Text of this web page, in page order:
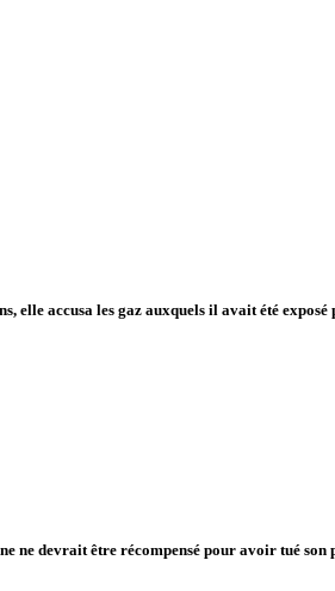
elle accusa les gaz auxquels il avait été
ne devrait être récompensé pour avoir tué son